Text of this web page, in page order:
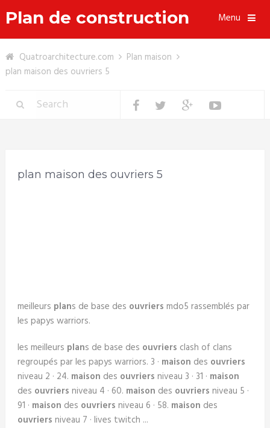
Plan de construction Menu
Quatroarchitecture.com
Plan maison
plan maison des ouvriers 5
plan maison des ouvriers 5
meilleurs plans de base des ouvriers mdo5 rassemblés par
les papys warriors.
les meilleurs plans de base des ouvriers clash of clans
regroupés par les papys warriors. 3 · maison des ouvriers
niveau 2 · 24. maison des ouvriers niveau 3 · 31 · maison
des ouvriers niveau 4 · 60. maison des ouvriers niveau 5 ·
91 · maison des ouvriers niveau 6 · 58. maison des
ouvriers niveau 7 · lives twitch ...